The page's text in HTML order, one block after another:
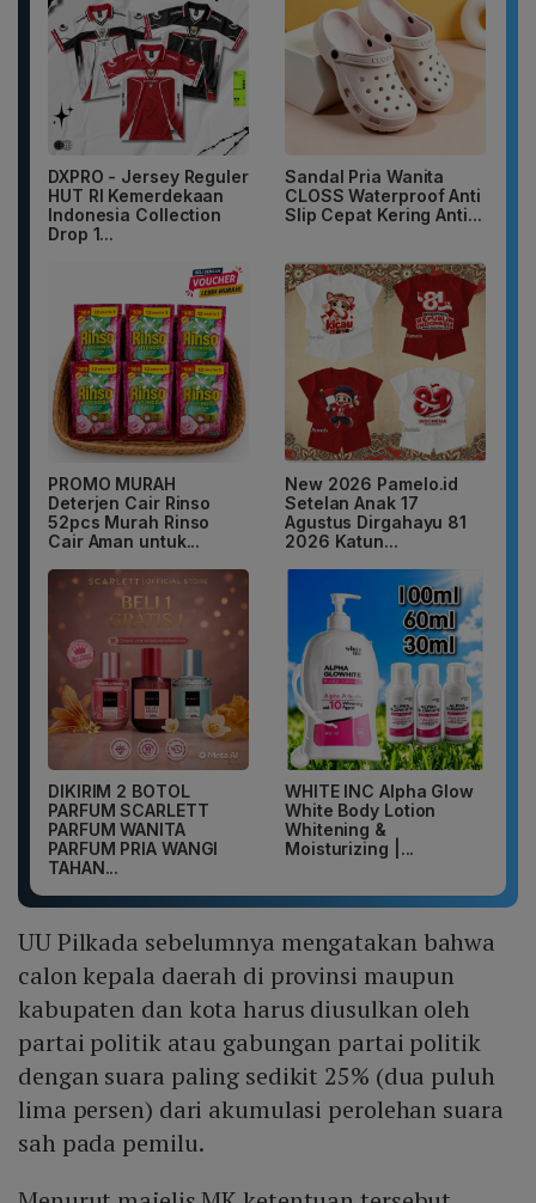
DXPRO - Jersey Reguler
HUT RI Kemerdekaan
Indonesia Collection
Drop 1...
Sandal Pria Wanita
CLOSS Waterproof Anti
Slip Cepat Kering Anti...
PROMO MURAH
Deterjen Cair Rinso
52pcs Murah Rinso
Cair Aman untuk...
New 2026 Pamelo.id
Setelan Anak 17
Agustus Dirgahayu 81
2026 Katun...
DIKIRIM 2 BOTOL
PARFUM SCARLETT
PARFUM WANITA
PARFUM PRIA WANGI
TAHAN...
WHITE INC Alpha Glow
White Body Lotion
Whitening &
Moisturizing |...
UU Pilkada sebelumnya mengatakan bahwa
calon kepala daerah di provinsi maupun
kabupaten dan kota harus diusulkan oleh
partai politik atau gabungan partai politik
dengan suara paling sedikit 25% (dua puluh
lima persen) dari akumulasi perolehan suara
sah pada pemilu.